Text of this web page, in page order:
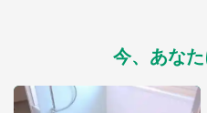
都道
今、あな